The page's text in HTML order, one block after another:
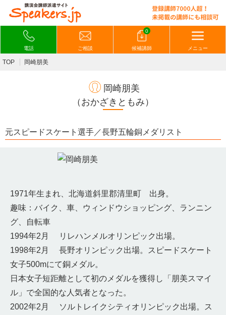
電話 ご相談
0
候補講師 メニュー
TOP 岡崎朋美
岡崎朋美
（おかざきともみ）
元スピードスケート選手／長野五輪銅メダリスト
1971年生まれ、北海道斜里郡清里町 出身。
趣味：バイク、車、ウィンドウショッピング、ランニン
グ、自転車
1994年2月 リレハンメルオリンピック出場。
1998年2月 長野オリンピック出場。スピードスケート
女子500mにて銅メダル。
日本女子短距離として初のメダルを獲得し「朋美スマイ
ル」で全国的な人気者となった。
2002年2月 ソルトレイクシティオリンピック出場。ス